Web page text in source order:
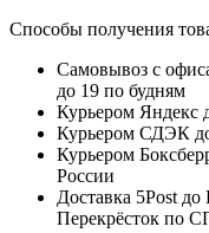
Способы получения
Самовывоз с
до 19 по будням
Курьером Яндекс
Курьером СДЭК
Курьером
России
Доставка 5Post
Перекрёсток по